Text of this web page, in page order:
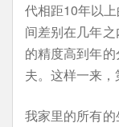
代相距10年以
间差别在几年
的精度高到年
夫。这样一来，
我家里的所有